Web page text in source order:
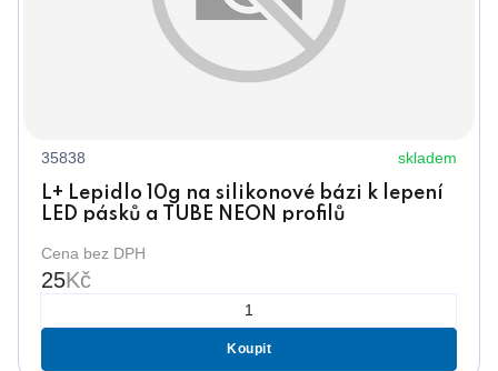
35838 skladem
L+ Lepidlo 10g na silikonové bázi k lepení
LED pásků a TUBE NEON profilů
Cena bez DPH
25Kč
Koupit